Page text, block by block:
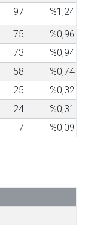
97
%1,24
75
%0,96
73
%0,94
58
%0,74
25
%0,32
24
%0,31
7 %0,09